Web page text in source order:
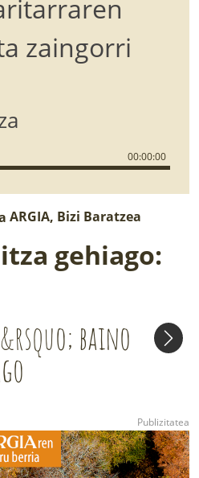
zaingorri
00:00:00
ARGIA, Bizi Baratzea
gehiago:
baino